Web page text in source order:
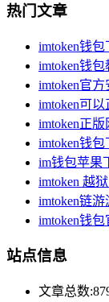
热门文章
imtoken钱
imtoken钱包
imtoken官方
imtoken可以
imtoken正
imtoken钱
im钱包苹果
imtoken 越
imtoken链游
imtoken钱
站点信息
文章总数